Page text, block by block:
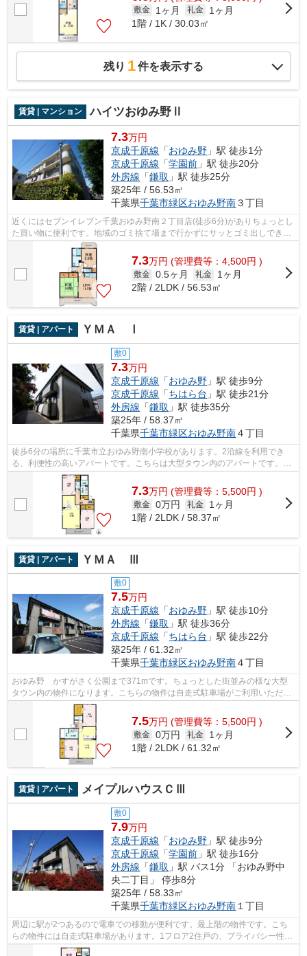
敷金 1ヶ月 礼金
1ヶ月
1階 / 1K / 30.03㎡
残り 1件を表示する
賃貸 | マンション ハイツおゆみ野Ⅱ
7.3万円
京成千原線 「おゆみ野 」駅 徒歩1分
京成千原線 「学園前 」駅 徒歩20分
外房線 「鎌取 」駅 徒歩25分
築25年 / 56.53㎡
千葉県千葉市緑区おゆみ野南３丁目
近くにはセブンイレブン千葉おゆみ野南２丁目店(徒歩6分)がありちょっとし
た買い物に便利です。地域のゴミ捨て場まで行かずにサッとゴミ出しできる
ように、共用部にゴミ捨て場を設置し...
7.3万円 (管理費等：4,500円 )
敷金 0.5ヶ月 礼金
1ヶ月
2階 / 2LDK / 56.53㎡
賃貸 | アパート ＹＭＡ Ⅰ
敷0
7.3万円
京成千原線 「おゆみ野 」駅 徒歩9分
京成千原線 「ちはら台 」駅 徒歩21分
外房線 「鎌取 」駅 徒歩35分
築25年 / 58.37㎡
千葉県千葉市緑区おゆみ野南４丁目
徒歩6分の場所に千葉市立おゆみ野南小学校があります。2沿線を利用でき
る、利便性の高いアパートです。こちらは大型タウン内のアパートです。通
風良好なアパートは洗濯物も乾きやすく...
7.3万円 (管理費等：5,500円 )
敷金 0万円 礼金
1ヶ月
1階 / 2LDK / 58.37㎡
賃貸 | アパート ＹＭＡ Ⅲ
敷0
7.5万円
京成千原線 「おゆみ野 」駅 徒歩10分
外房線 「鎌取 」駅 徒歩36分
京成千原線 「ちはら台 」駅 徒歩22分
築25年 / 61.32㎡
千葉県千葉市緑区おゆみ野南４丁目
おゆみ野 かすがさく公園まで371mです。ちょっとした街並みの様な大型
タウン内の物件になります。こちらの物件は自走式駐車場がご利用いただけ
ます。株式会社ネイティブ・トラストに...
7.5万円 (管理費等：5,500円 )
敷金 0万円 礼金
1ヶ月
1階 / 2LDK / 61.32㎡
賃貸 | アパート メイプルハウスＣⅢ
敷0
7.9万円
京成千原線 「おゆみ野 」駅 徒歩9分
京成千原線 「学園前 」駅 徒歩16分
外房線 「鎌取 」駅 バス1分 「おゆみ野中
央二丁目」 停歩8分
築25年 / 58.33㎡
千葉県千葉市緑区おゆみ野南１丁目
周辺に駅が2つあるので電車での移動が便利です。最上階の物件です。こち
らの物件には自走式駐車場があります。1フロア2住戸の、プライバシー性も
高いアパートとなっております。興味を...